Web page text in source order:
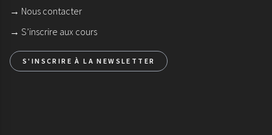
→ Nous contacter
→ S’inscrire aux cours
S'INSCRIRE À LA NEWSLETTER